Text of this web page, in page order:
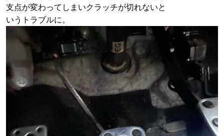
支点が変わってしまいクラッチが切れないと
いうトラブルに。